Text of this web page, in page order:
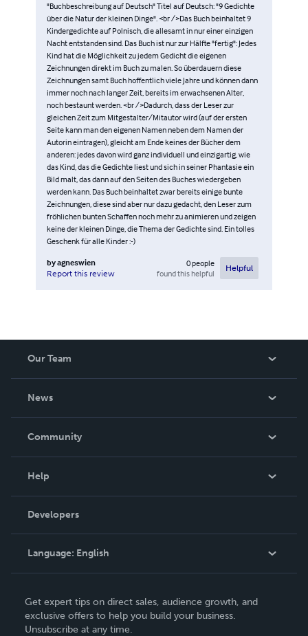
"Buchbeschreibung auf Deutsch" Titel auf Deutsch: "9 Gedichte
über die Natur der kleinen Dinge". <br />Das Buch beinhaltet 9
Kindergedichte auf Polnisch, die allesamt in nur einer einzigen
Nacht entstanden sind. Das Buch ist nur zur Hälfte "fertig": Jedes
Kind hat die Möglichkeit zu jedem Gedicht die eigenen
Zeichnungen direkt im Buch zu malen. So überdauern diese
Zeichnungen samt Buch hoffentlich viele Jahre und können dann
immer noch nach langer Zeit, bereits im erwachsenen Alter,
noch bestaunt werden. <br />Dadurch, dass der Leser zur
gleichen Zeit zum Mitgestalter/Mitautor wird (auf der ersten
Seite kann man den eigenen Namen neben dem Namen der
Autorin eintragen), gleicht am Ende keines der Bücher dem
anderen: jedes davon wird ganz individuell und einzigartig, wie
das Kind, das die Gedichte liest und sich in seiner Phantasie ein
Bild malt, das dann auf den Seiten des Buches wiedergeben
werden kann. Das Buch beinhaltet zwar bereits einige bunte
Zeichnungen, diese sind aber nur dazu gedacht, den Leser zum
fröhlichen bunten Schaffen noch mehr zu animieren und zeigen
keine der kleinen Dinge, die Thema der Gedichte sind. Ein tolles
Geschenk für alle Kinder :-)
byagneswien
Report this review
0people
found this helpful
Helpful
Our Team
News
In The News
Community
Podcast
Help
Order Lookup
Knowledge Base
Contact Support
Developers
Language: English
Deutsch
Français
Get expert tips on direct sales, audience growth, and
exclusive offers to help you build your business.
Unsubscribe at any time.